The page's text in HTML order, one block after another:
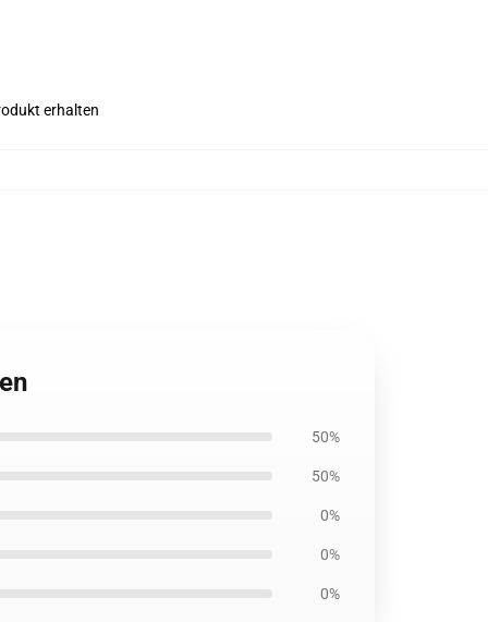
erhalten
50%
50%
0%
0%
0%